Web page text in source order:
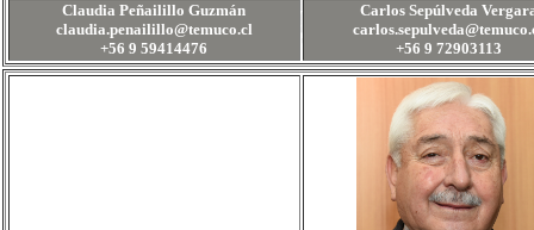
Claudia Peñailillo Guzmán
claudia.penailillo@temuco.cl
+56 9 59414476
Carlos Sepúlveda
+56 9 72903113